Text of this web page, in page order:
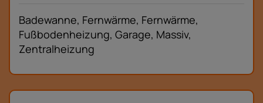
Badewanne Fernwärme Fernwärme
Fußbodenheizung Garage Massiv
Zentralheizung